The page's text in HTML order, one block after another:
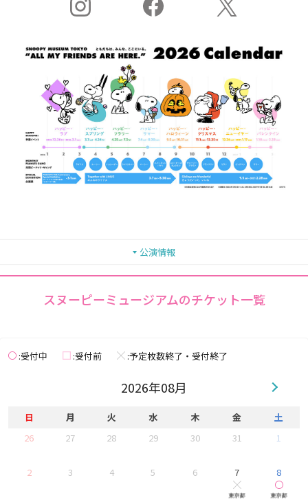
公演情報
スヌーピーミュージアムのチケット一覧
◯受付中 □受付前 ×
予定枚数終了・受付終了
2026年08月
日 月 火 水 木 金
土
26
27 28 29 30 31 1
2 3 4 5 6 7
東京都
他 9公演
8
東京都